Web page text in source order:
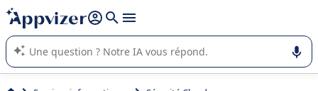
répondre (plusieurs lignes avec
L'IA de Appvizer vous guide dans l'utilisation ou la sélection de
logiciel SaaS en entreprise.